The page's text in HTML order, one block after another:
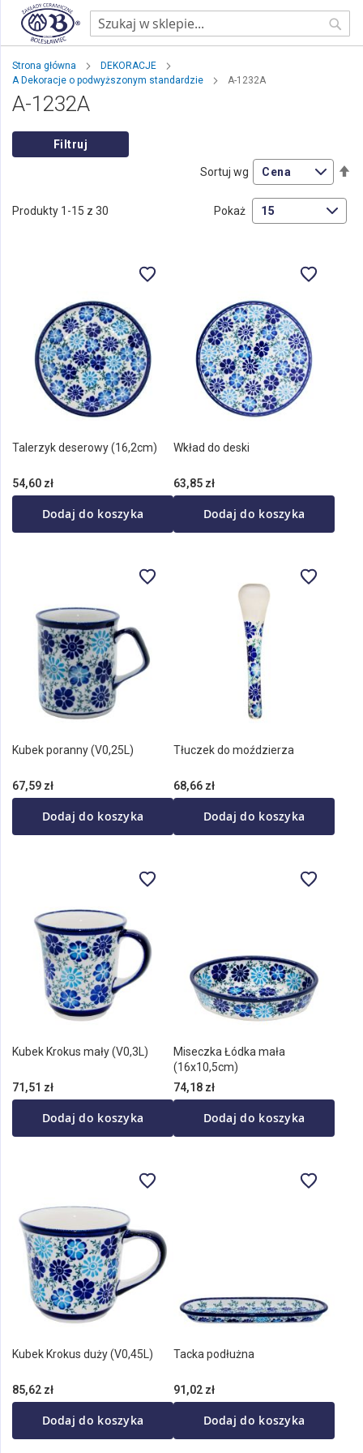
Strona główna
DEKORACJE
A Dekoracje o podwyższonym standardzie
A-1232A
A-1232A
Filtruj
Produkty 1 -15 z 30
Sortuj wg
Pokaż
Talerzyk deserowy (16,2cm)
54,60 zł
Dodaj do koszyka
Wkład do deski
63,85 zł
Dodaj do koszyka
Kubek poranny (V0,25L)
67,59 zł
Dodaj do koszyka
Tłuczek do moździerza
68,66 zł
Dodaj do koszyka
Kubek Krokus mały (V0,3L)
71,51 zł
Dodaj do koszyka
Miseczka Łódka mała
(16x10,5cm)
74,18 zł
Dodaj do koszyka
Kubek Krokus duży (V0,45L)
85,62 zł
Dodaj do koszyka
Tacka podłużna
91,02 zł
Dodaj do koszyka